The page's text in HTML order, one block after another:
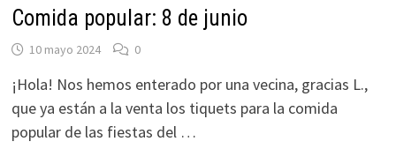
Comida popular: 8 de junio
10 mayo 2024 0
¡Hola! Nos hemos enterado por una vecina, gracias L.,
que ya están a la venta los tiquets para la comida
popular de las fiestas del …